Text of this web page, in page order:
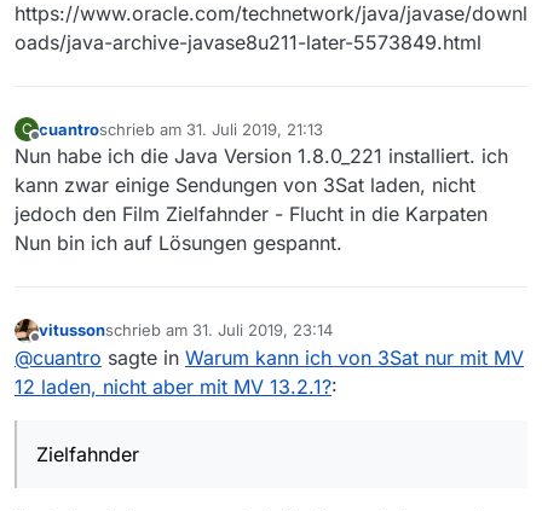
https://www.oracle.com/technetwork/java/javase/downl
oads/java-archive-javase8u211-later-5573849.html
C
Offline
cuantroschrieb am 31. Juli 2019, 21:13
zuletzt editiert von
Nun habe ich die Java Version 1.8.0_221 installiert. ich
kann zwar einige Sendungen von 3Sat laden, nicht
jedoch den Film Zielfahnder - Flucht in die Karpaten
Nun bin ich auf Lösungen gespannt.
Offline
vitussonschrieb am 31. Juli 2019, 23:14
zuletzt editiert von
@cuantro sagte in Warum kann ich von 3Sat nur mit MV
12 laden, nicht aber mit MV 13.2.1?:
Zielfahnder